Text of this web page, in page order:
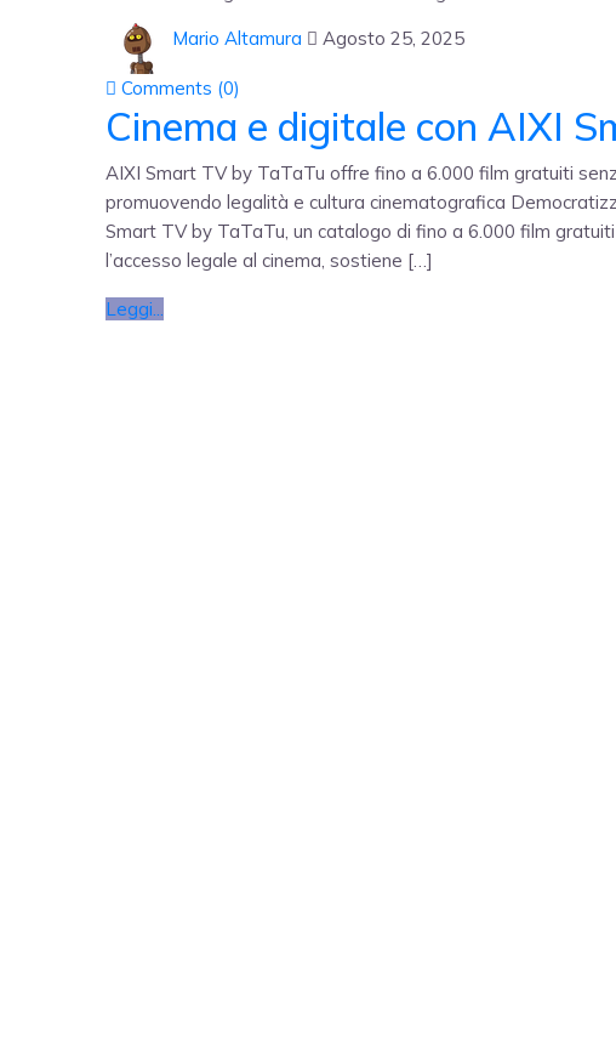
Mario Altamura Agosto 25, 2025
Comments (0)
Cinema e digitale con AIXI
AIXI Smart TV by TaTaTu offre fino a 6.000 film gratuiti
promuovendo legalità e cultura cinematografica
Smart TV by TaTaTu, un catalogo di fino a 6.000 film
l’accesso legale al cinema, sostiene […]
Leggi...